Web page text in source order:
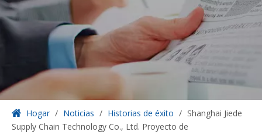
Hogar / Noticias / Historias de éxito / Shanghai Jiede
Supply Chain Technology Co., Ltd. Proyecto de